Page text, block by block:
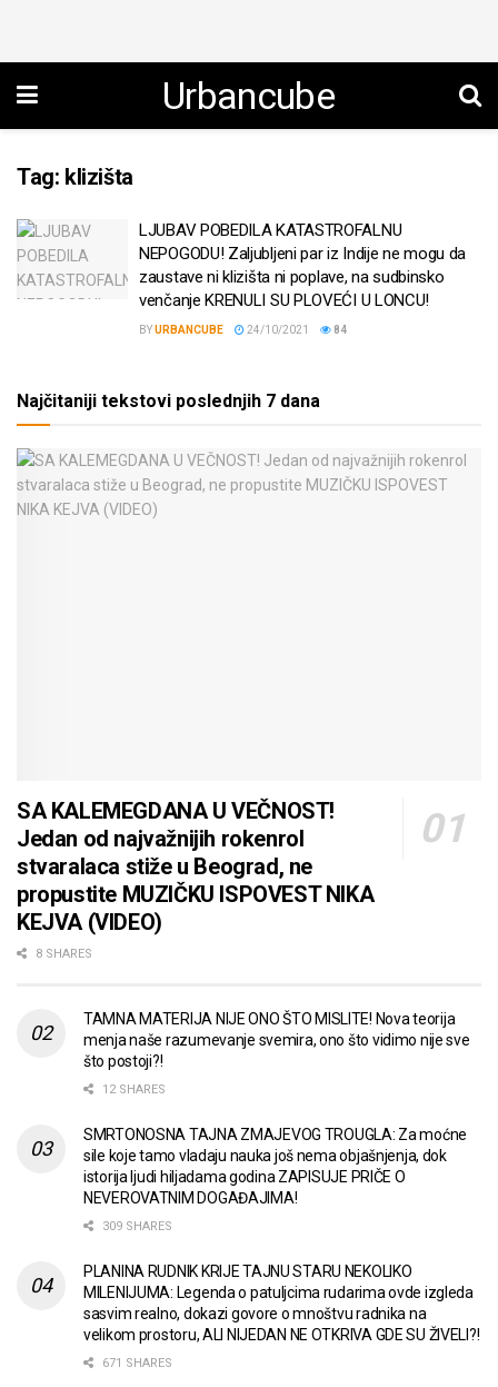
Urbancube
Tag: klizišta
LJUBAV POBEDILA KATASTROFALNU
NEPOGODU! Zaljubljeni par iz Indije ne mogu da
zaustave ni klizišta ni poplave, na sudbinsko
venčanje KRENULI SU PLOVEĆI U LONCU!
BYURBANCUBE 24/10/2021 84
Najčitaniji tekstovi poslednjih 7 dana
SA KALEMEGDANA U VEČNOST!
Jedan od najvažnijih rokenrol
stvaralaca stiže u Beograd, ne
propustite MUZIČKU ISPOVEST NIKA
KEJVA (VIDEO)
8 SHARES
TAMNA MATERIJA NIJE ONO ŠTO MISLITE! Nova teorija
menja naše razumevanje svemira, ono što vidimo nije sve
što postoji?!
12 SHARES
SMRTONOSNA TAJNA ZMAJEVOG TROUGLA: Za moćne
sile koje tamo vladaju nauka još nema objašnjenja, dok
istorija ljudi hiljadama godina ZAPISUJE PRIČE O
NEVEROVATNIM DOGAĐAJIMA!
309 SHARES
PLANINA RUDNIK KRIJE TAJNU STARU NEKOLIKO
MILENIJUMA: Legenda o patuljcima rudarima ovde izgleda
sasvim realno, dokazi govore o mnoštvu radnika na
velikom prostoru, ALI NIJEDAN NE OTKRIVA GDE SU ŽIVELI?!
671 SHARES